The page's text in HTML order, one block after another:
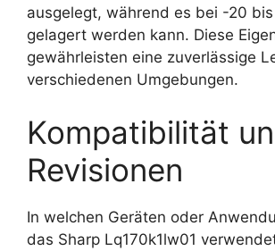
ausgelegt, während es bei -20
gelagert werden kann. Diese
gewährleisten eine zuverlässige
verschiedenen Umgebungen.
Kompatibilität
Revisionen
In welchen Geräten oder
das Sharp Lq170k1lw01